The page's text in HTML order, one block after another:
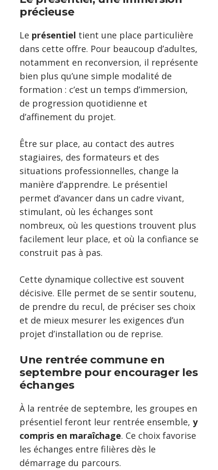
précieuse
Le présentiel tient une place particulière
dans cette offre. Pour beaucoup d’adultes,
notamment en reconversion, il représente
bien plus qu’une simple modalité de
formation : c’est un temps d’immersion,
de progression quotidienne et
d’affinement du projet.
Être sur place, au contact des autres
stagiaires, des formateurs et des
situations professionnelles, change la
manière d’apprendre. Le présentiel
permet d’avancer dans un cadre vivant,
stimulant, où les échanges sont
nombreux, où les questions trouvent plus
facilement leur place, et où la confiance se
construit pas à pas.
Cette dynamique collective est souvent
décisive. Elle permet de se sentir soutenu,
de prendre du recul, de préciser ses choix
et de mieux mesurer les exigences d’un
projet d’installation ou de reprise.
Une rentrée commune en
septembre pour encourager les
échanges
À la rentrée de septembre, les groupes en
présentiel feront leur rentrée ensemble, y
compris en maraîchage. Ce choix favorise
les échanges entre filières dès le
démarrage du parcours.